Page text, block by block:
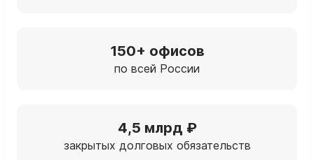
150+ офисов
по всей России
4,5 млрд ₽
закрытых долговых обязательств